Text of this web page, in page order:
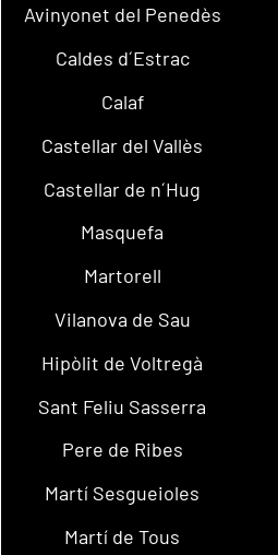
Avinyonet del Penedès
Caldes d´Estrac
Calaf
Castellar del Vallès
Castellar de n´Hug
Masquefa
Martorell
Vilanova de Sau
Hipòlit de Voltregà
Sant Feliu Sasserra
Pere de Ribes
Martí Sesgueioles
Martí de Tous